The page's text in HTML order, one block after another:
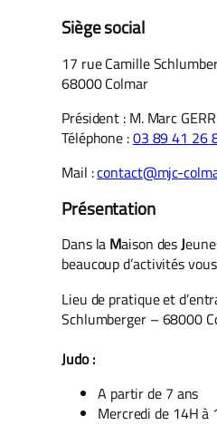
Siège social
17 rue Camille
68000 Colmar
Président : M. Marc
Téléphone :03 89 41 26
Mail :contact@mjc-
Présentation
Dans la Maison desJ
beaucoup d’activités
Lieu de pratique et
Schlumberger – 68000
Judo :
A partir de 7 ans
Mercredi de 14H à